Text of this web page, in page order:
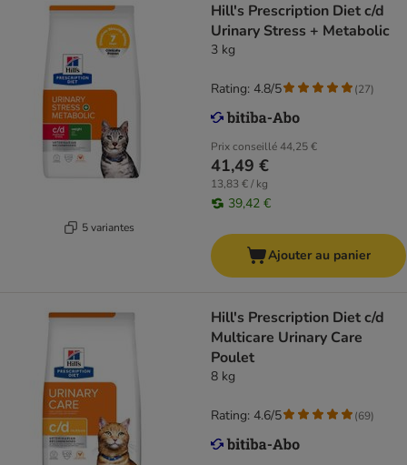
5 variantes
Hill's Prescription Diet c/d
Urinary Stress + Metabolic
3 kg
Prix conseillé44,25 €
41,49 €
13,83 € / kg
39,42 €
Rating: 4.8/5 (27)
Ajouter au panier
Hill's Prescription Diet c/d
Multicare Urinary Care
Poulet
8 kg
Rating: 4.6/5 (69)